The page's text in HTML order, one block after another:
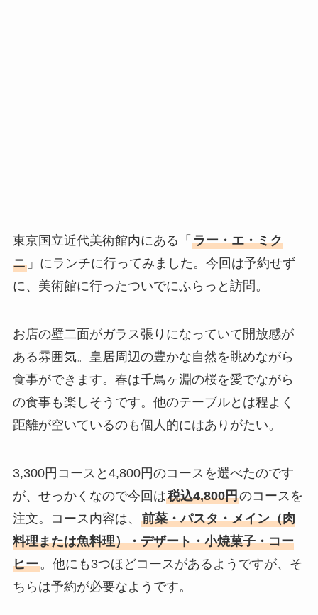
東京国立近代美術館内にある「 ラー・エ・ミク
ニ」にランチに行ってみました。今回は予約せず
に、美術館に行ったついでにふらっと訪問。
お店の壁二面がガラス張りになっていて開放感が
ある雰囲気。皇居周辺の豊かな自然を眺めながら
食事ができます。春は千鳥ヶ淵の桜を愛でながら
の食事も楽しそうです。他のテーブルとは程よく
距離が空いているのも個人的にはありがたい。
3,300円コースと4,800円のコースを選べたのです
が、せっかくなので今回は税込4,800円のコースを
注文。コース内容は、 前菜・パスタ・メイン（肉
料理または魚料理）・デザート・小焼菓子・コー
ヒー。他にも3つほどコースがあるようですが、そ
ちらは予約が必要なようです。